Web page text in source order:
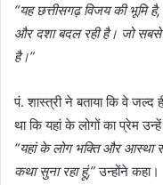
“यह छत्तीसगढ़ विजय की भूमि
और दशा बदल रही है। जो सबसे
है।”
पं. शास्त्री ने बताया कि वे
था कि यहां के लोगों का प्रेम
“यहां के लोग भक्ति और आस्था
कथा सुना रहा हूं,”उन्होंने कहा।